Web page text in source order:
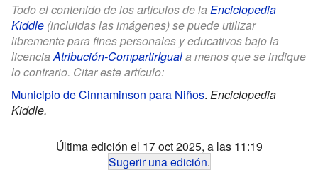
Todo el contenido de los artículos de la Enciclopedia
Kiddle (incluidas las imágenes) se puede utilizar
libremente para fines personales y educativos bajo la
licenciaAtribución-CompartirIguala menos que se indique
lo contrario. Citar este artículo:
Municipio de Cinnaminson para Niños. Enciclopedia
Kiddle.
Última edición el 17 oct 2025, a las 11:19
Sugerir una edición.